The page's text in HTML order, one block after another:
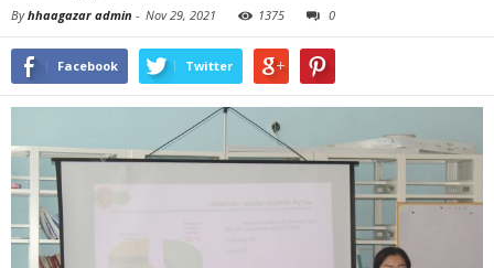
Byhhaagazar admin - Nov 29, 2021 1375 0
Facebook Twitter